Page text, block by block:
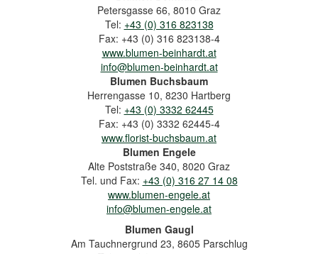
Petersgasse 66, 8010 Graz
Tel: +43 (0) 316 823138
Fax: +43 (0) 316 823138-4
www.blumen-beinhardt.at
info@blumen-beinhardt.at
Blumen Buchsbaum
Herrengasse 10, 8230 Hartberg
Tel: +43 (0) 3332 62445
Fax: +43 (0) 3332 62445-4
www.florist-buchsbaum.at
Blumen Engele
Alte Poststraße 340, 8020 Graz
Tel. und Fax: +43 (0) 316 27 14 08
www.blumen-engele.at
info@blumen-engele.at
Blumen Gaugl
Am Tauchnergrund 23, 8605 Parschlug